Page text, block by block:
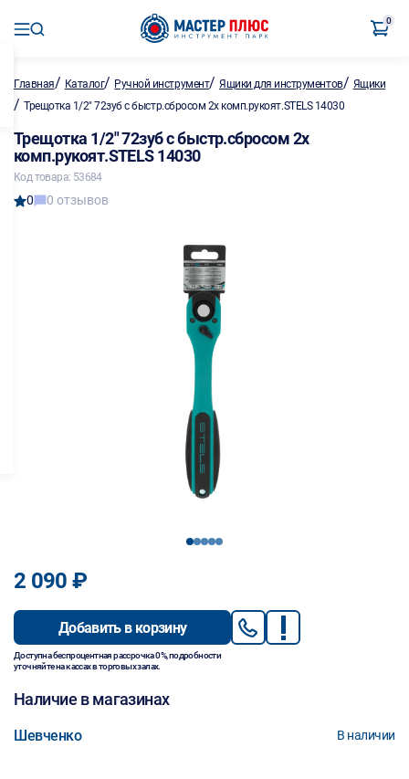
0
Главная/ Каталог/ Ручной инструмент/Ящики для инструментов/ Ящики
/ Трещотка 1/2" 72зуб с быстр.сбросом 2х комп.рукоят.STELS 14030
Трещотка 1/2" 72зуб с быстр.сбросом 2х
комп.рукоят.STELS 14030
Код товара: 53684
0 0 отзывов
12345
2 090 ₽
Добавить в корзину
Доступна беспроцентная рассрочка 0%, подробности
уточняйте на кассах в торговых залах.
Наличие в магазинах
Шевченко В наличии